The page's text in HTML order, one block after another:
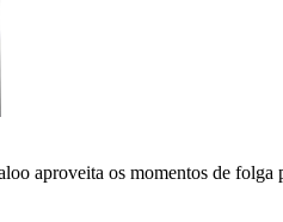
aproveita os momentos de folga